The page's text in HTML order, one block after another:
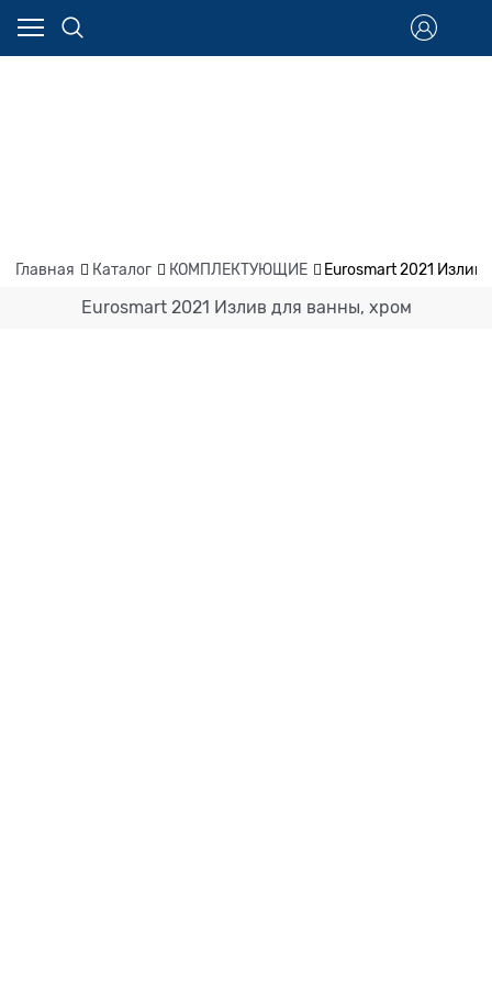
Главная Каталог КОМПЛЕКТУЮЩИЕ Eurosmart 2021 Излив
Eurosmart 2021 Излив для ванны, хром